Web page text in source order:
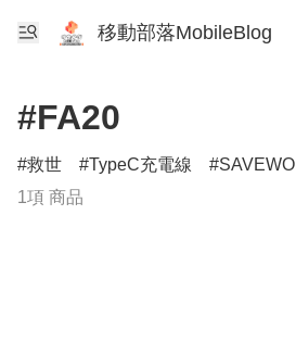
移動部落MobileBlog
#FA20
救世 TypeC充電線 SAVEWO
1項 商品